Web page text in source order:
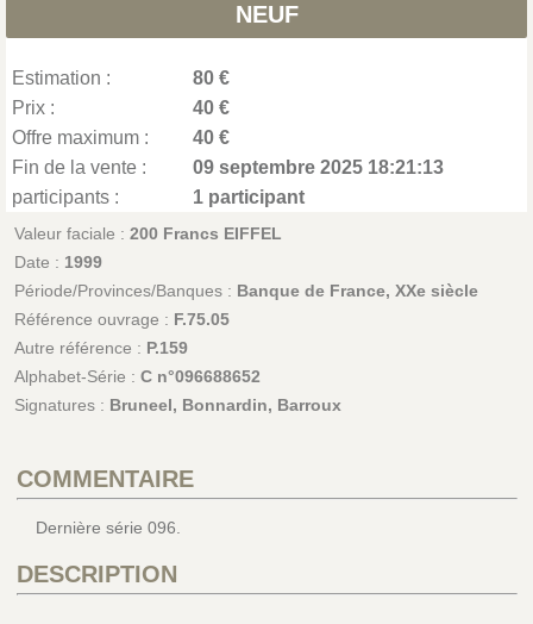
NEUF
Estimation :
80 €
Prix :
40 €
Offre maximum :
40 €
Fin de la vente :
09 septembre 2025 18:21:13
participants :
1 participant
Valeur faciale : 200 Francs EIFFEL
Date : 1999
Période/Provinces/Banques : Banque de France, XXe siècle
Référence ouvrage : F.75.05
Autre référence : P.159
Alphabet-Série : C n°096688652
Signatures : Bruneel, Bonnardin, Barroux
COMMENTAIRE
Dernière série 096.
DESCRIPTION